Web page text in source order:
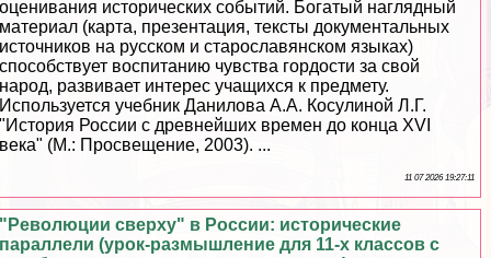
оценивания исторических событий. Богатый наглядный
материал (карта, презентация, тексты документальных
источников на русском и старославянском языках)
способствует воспитанию чувства гордости за свой
народ, развивает интерес учащихся к предмету.
Используется учебник Данилова А.А. Косулиной Л.Г.
"История России с древнейших времен до конца XVI
века" (М.: Просвещение, 2003). ...
11 07 2026 19:27:11
"Революции сверху" в России: исторические
параллели (урок-размышление для 11-х классов с